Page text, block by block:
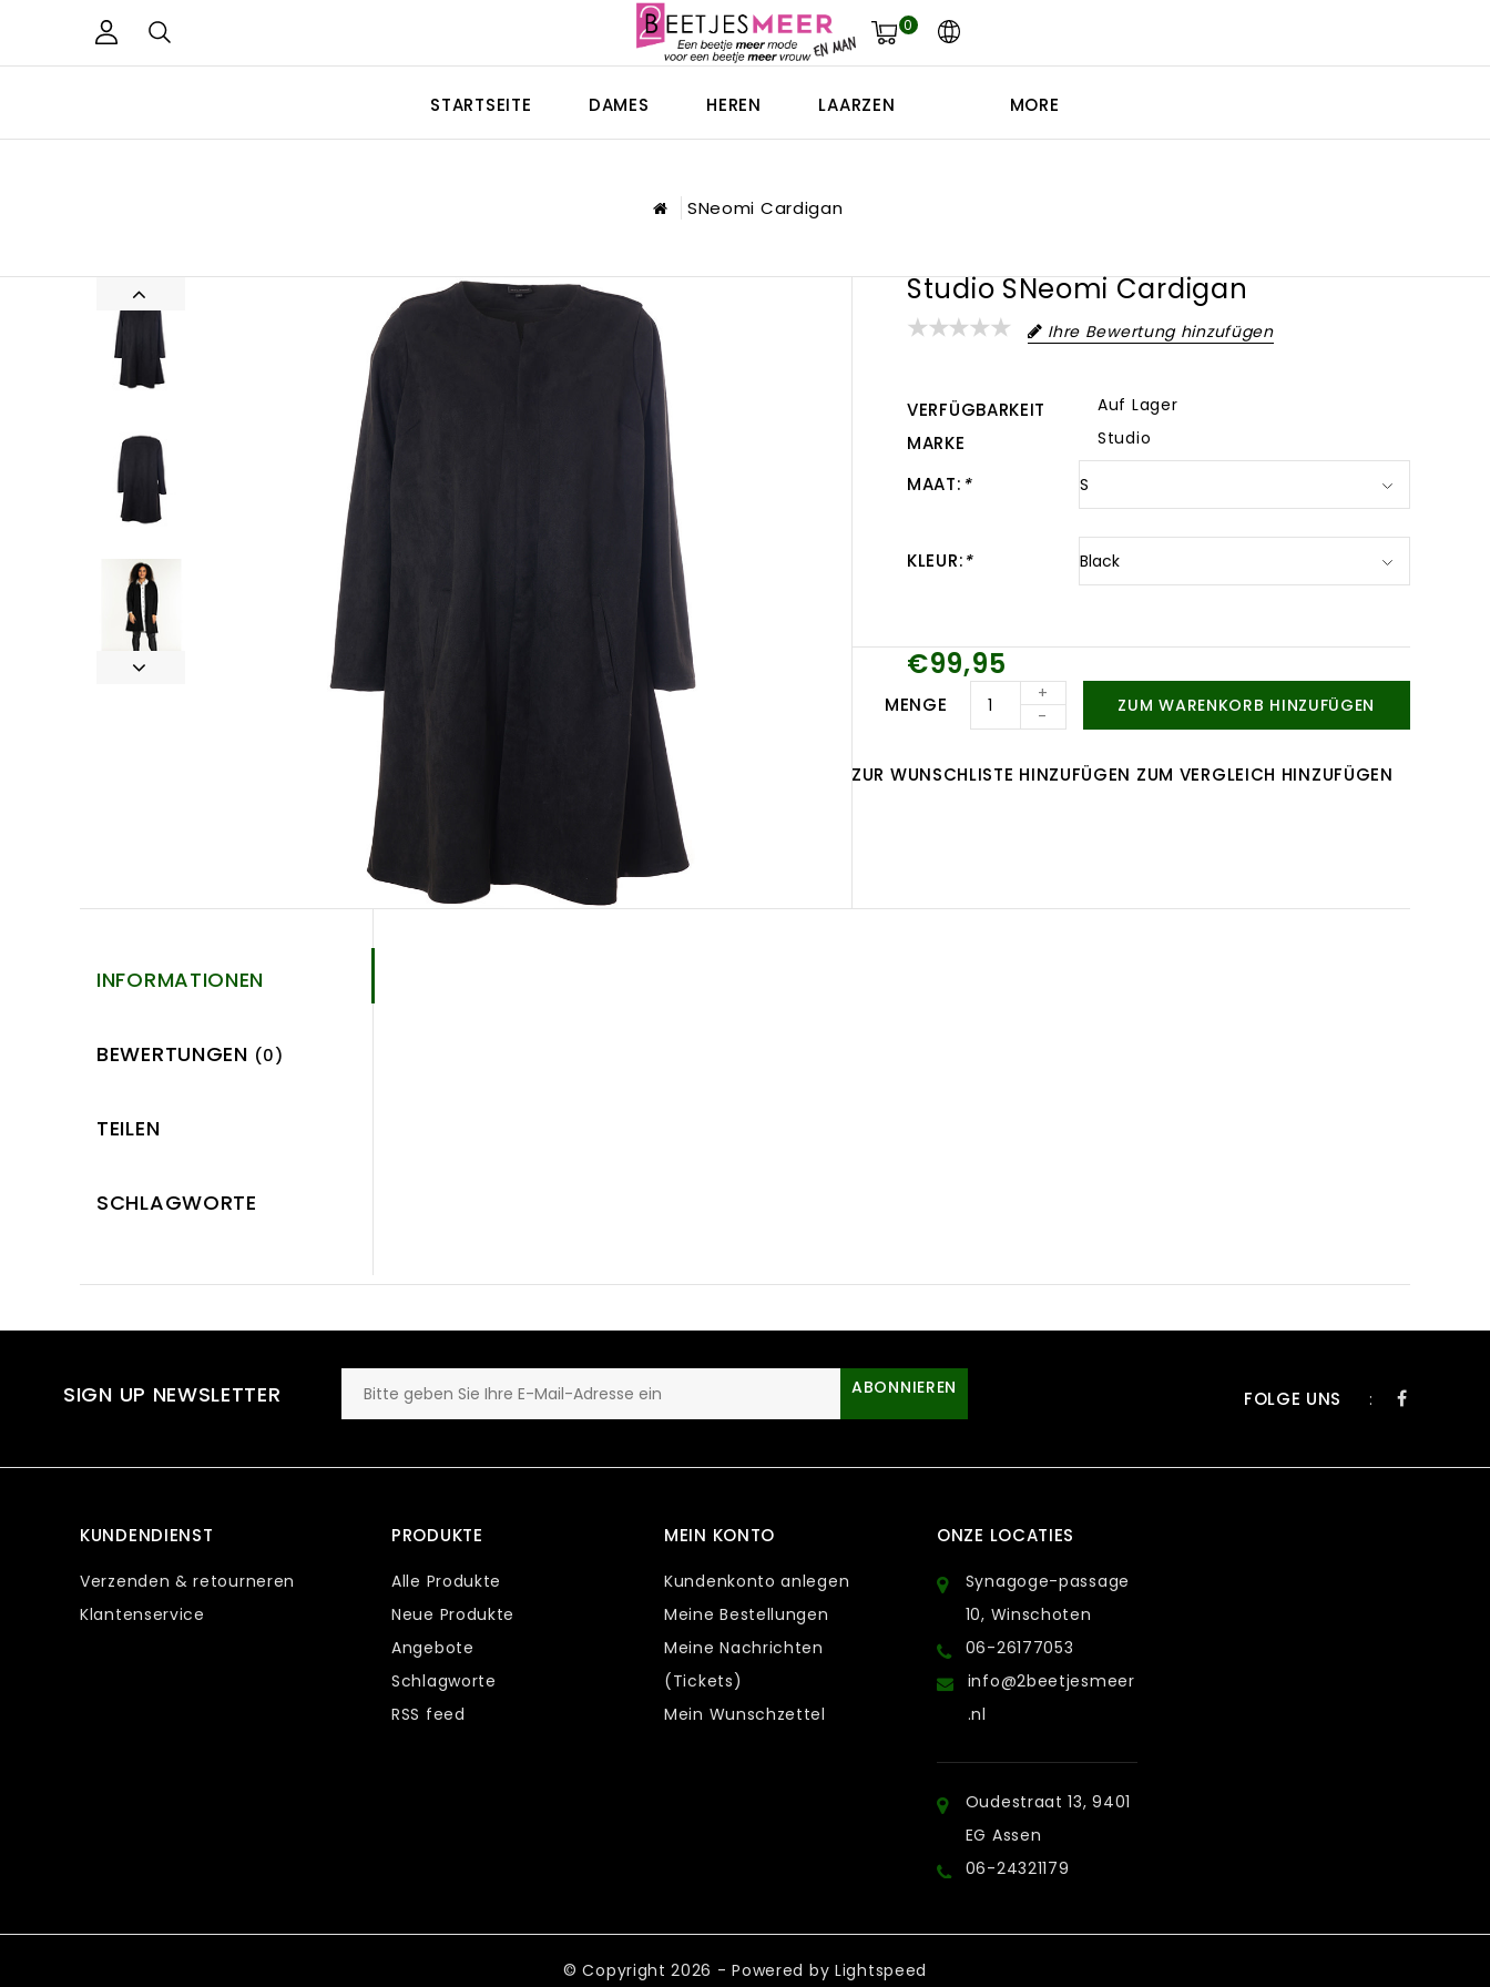
0
STARTSEITE DAMES HEREN LAARZEN MORE
SNeomi Cardigan
Studio SNeomi Cardigan
Ihre Bewertung hinzufügen
VERFÜGBARKEIT Auf Lager
MARKE Studio
MAAT: *
KLEUR:*
€99,95
MENGE
+
-
ZUM WARENKORB HINZUFÜGEN
ZUR WUNSCHLISTE HINZUFÜGEN ZUM VERGLEICH HINZUFÜGEN
INFORMATIONEN
BEWERTUNGEN (0)
TEILEN
SCHLAGWORTE
SIGN UP NEWSLETTER ABONNIEREN FOLGE UNS :
KUNDENDIENST
Verzenden & retourneren
Klantenservice
PRODUKTE
Alle Produkte
Neue Produkte
Angebote
Schlagworte
RSS feed
MEIN KONTO
Kundenkonto anlegen
Meine Bestellungen
Meine Nachrichten
(Tickets)
Mein Wunschzettel
ONZE LOCATIES
Synagoge-passage
10, Winschoten
06-26177053
info@2beetjesmeer
.nl
Oudestraat 13, 9401
EG Assen
06-24321179
© Copyright 2026 - Powered by Lightspeed